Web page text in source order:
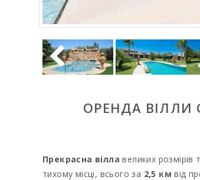
ОРЕНДА ВІЛЛИ
Прекрасна вілла великих розмірів
тихому місці, всього за 2,5 км від